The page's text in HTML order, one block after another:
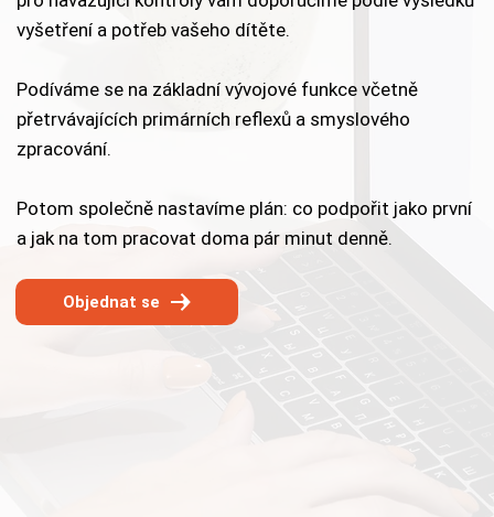
vyšetření a potřeb vašeho dítěte.
Podíváme se na základní vývojové funkce včetně
přetrvávajících primárních reflexů a smyslového
zpracování.
Potom společně nastavíme plán: co podpořit jako první
a jak na tom pracovat doma pár minut denně.
Objednat se